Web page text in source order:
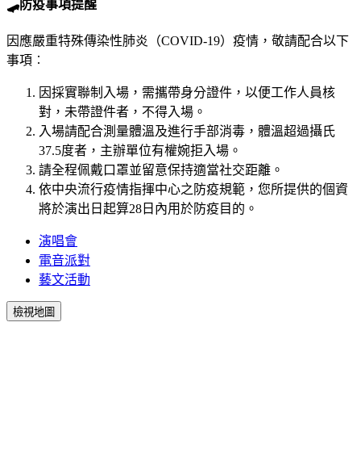
🛹防疫事項提醒
因應嚴重特殊傳染性肺炎（COVID-19）疫情，敬請配合以下
事項︰
因採實聯制入場，需攜帶身分證件，以便工作人員核
對，未帶證件者，不得入場。
入場請配合測量體溫及進行手部消毒，體溫超過攝氏
37.5度者，主辦單位有權婉拒入場。
請全程佩戴口罩並留意保持適當社交距離。
依中央流行疫情指揮中心之防疫規範，您所提供的個資
將於演出日起算28日內用於防疫目的。
演唱會
電音派對
藝文活動
檢視地圖